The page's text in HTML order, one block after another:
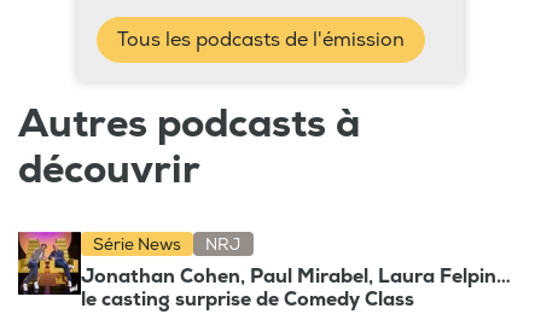
Tous les podcasts de l'émission
Autres podcasts à
découvrir
Série News NRJ
Jonathan Cohen, Paul Mirabel, Laura Felpin…
le casting surprise de Comedy Class